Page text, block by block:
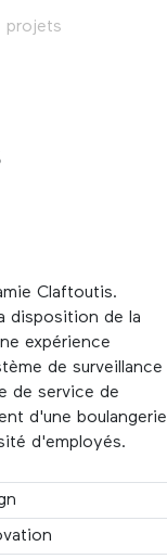
projets
Claftoutis.
disposition de la
expérience
de surveillance
de service de
d'une boulangerie
d'employés.